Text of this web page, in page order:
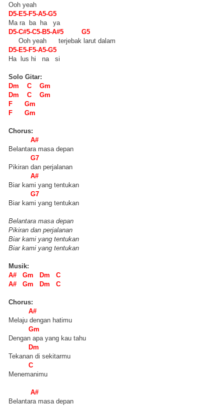
Ooh yeah
D5-E5-F5-A5-G5
Ma ra ba ha ya
D5-C#5-C5-B5-A#5 G5
Ooh yeah terjebak larut dalam
D5-E5-F5-A5-G5
Ha lus hi na si
Solo Gitar:
Dm C Gm
Dm C Gm
F Gm
F Gm
Chorus:
A#
Belantara masa depan
G7
Pikiran dan perjalanan
A#
Biar kami yang tentukan
G7
Biar kami yang tentukan
Belantara masa depan
Pikiran dan perjalanan
Biar kami yang tentukan
Biar kami yang tentukan
Musik:
A# Gm Dm C
A# Gm Dm C
Chorus:
A#
Melaju dengan hatimu
Gm
Dengan apa yang kau tahu
Dm
Tekanan di sekitarmu
C
Menemanimu
A#
Belantara masa depan